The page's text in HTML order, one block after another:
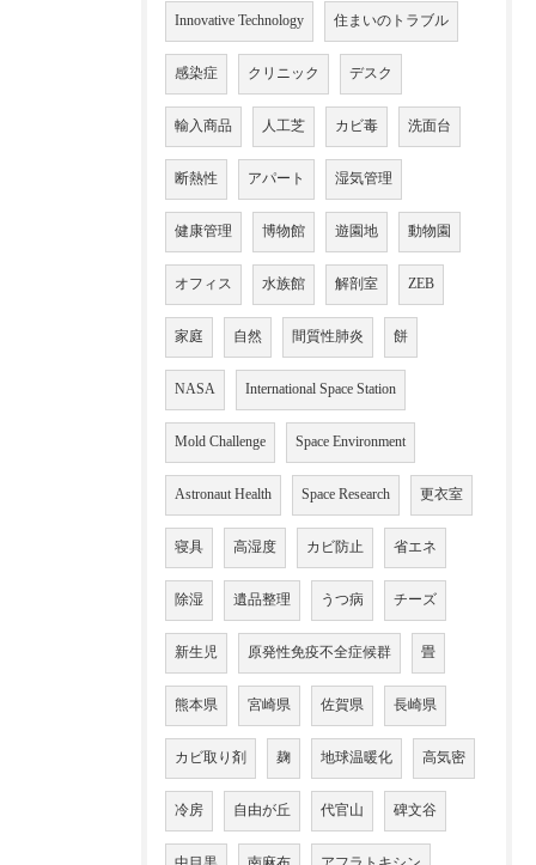
Innovative Technology 住まいのトラブル
感染症 クリニック デスク
輸入商品 人工芝 カビ毒 洗面台
断熱性 アパート 湿気管理
健康管理 博物館 遊園地 動物園
オフィス 水族館 解剖室 ZEB
家庭 自然 間質性肺炎 餅
NASA International Space Station
Mold Challenge Space Environment
Astronaut Health Space Research 更衣室
寝具 高湿度 カビ防止 省エネ
除湿 遺品整理 うつ病 チーズ
新生児 原発性免疫不全症候群 畳
熊本県 宮崎県 佐賀県 長崎県
カビ取り剤 麹 地球温暖化 高気密
冷房 自由が丘 代官山 碑文谷